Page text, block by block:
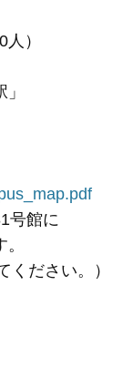
）
号館に
ください。）